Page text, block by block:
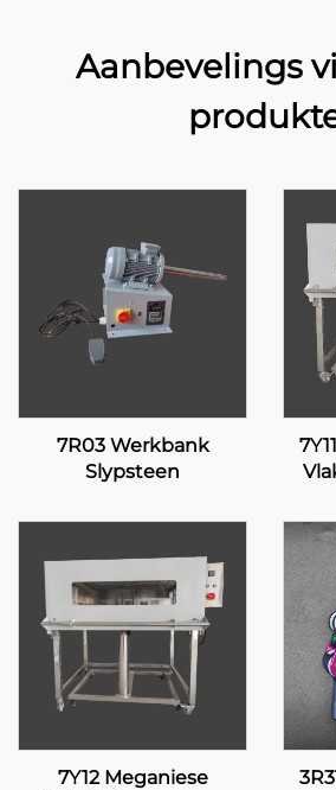
Aanbevelings
7R03 Werkbank
Slypsteen
7Y12 Meganiese